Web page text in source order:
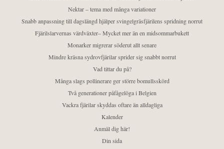
Nektar – tema med många variationer
Snabb anpassning till dagslängd hjälper svingelgräsfjärilens spridning norrut
Fjärilslarvernas värdväxter– Mycket mer än en midsommarbukett
Monarker migrerar söderut allt senare
Mindre kräsna sydrovfjärilar sprider sig snabbt norrut
Vad tittar du på?
Många slags pollinerare ger större bomullsskörd
Två generationer påfågelöga i Belgien
Vackra fjärilar skyddas oftare än alldagliga
Kalender
Anmäl dig här!
Din sida